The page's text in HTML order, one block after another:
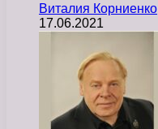
Виталия Корниенко
17.06.2021